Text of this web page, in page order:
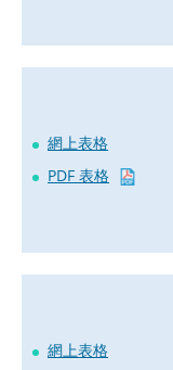
網上表格
PDF 表格
網上表格